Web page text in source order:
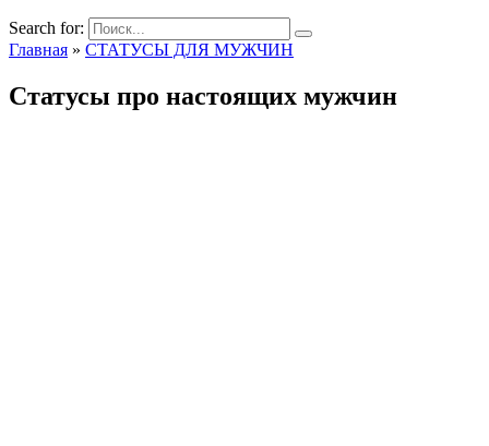
Search for:
Главная » СТАТУСЫ ДЛЯ МУЖЧИН
Статусы про настоящих мужчин